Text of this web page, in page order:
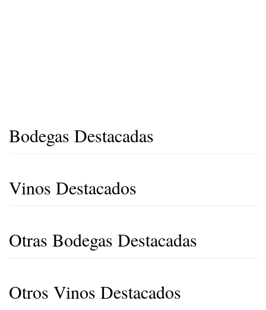
Bodegas Destacadas
Vinos Destacados
Otras Bodegas Destacadas
Otros Vinos Destacados